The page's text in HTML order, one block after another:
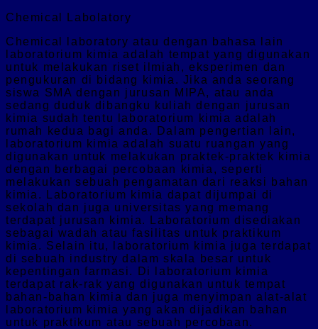
Chemical Labolatory
Chemical laboratory atau dengan bahasa lain
laboratorium kimia adalah tempat yang digunakan
untuk melakukan riset ilmiah, eksperimen dan
pengukuran di bidang kimia. Jika anda seorang
siswa SMA dengan jurusan MIPA, atau anda
sedang duduk dibangku kuliah dengan jurusan
kimia sudah tentu laboratorium kimia adalah
rumah kedua bagi anda. Dalam pengertian lain,
laboratorium kimia adalah suatu ruangan yang
digunakan untuk melakukan praktek-praktek kimia
dengan berbagai percobaan kimia, seperti
melakukan sebuah pengamatan dari reaksi bahan
kimia. Laboratorium kimia dapat dijumpai di
sekolah dan juga universitas yang memang
terdapat jurusan kimia. Laboratorium disediakan
sebagai wadah atau fasilitas untuk praktikum
kimia. Selain itu, laboratorium kimia juga terdapat
di sebuah industry dalam skala besar untuk
kepentingan farmasi. Di laboratorium kimia
terdapat rak-rak yang digunakan untuk tempat
bahan-bahan kimia dan juga menyimpan alat-alat
laboratorium kimia yang akan dijadikan bahan
untuk praktikum atau sebuah percobaan.